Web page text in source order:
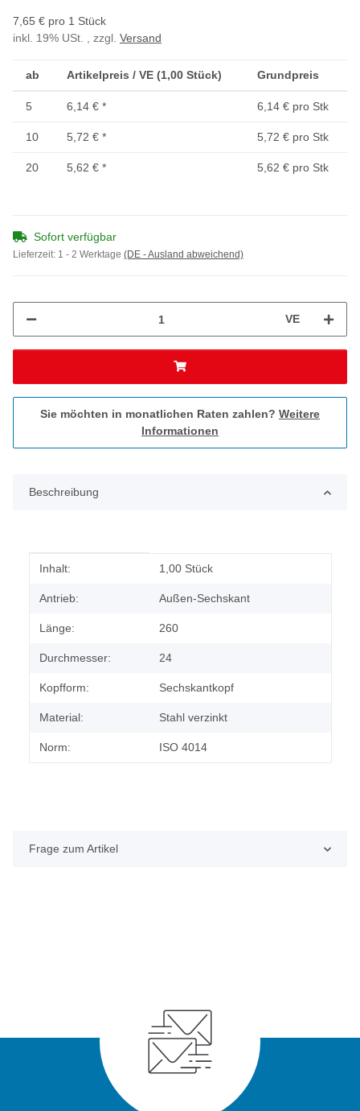
7,65 € pro 1 Stück
inkl. 19% USt. , zzgl. Versand
ab Artikelpreis / VE (1,00 Stück) Grundpreis
5 6,14 € * 6,14 € pro Stk
10 5,72 € * 5,72 € pro Stk
20 5,62 € * 5,62 € pro Stk
Sofort verfügbar
Lieferzeit: 1 - 2 Werktage (DE - Ausland abweichend)
VE
Sie möchten in monatlichen Raten zahlen? Weitere
Informationen
Beschreibung
Produkteigenschaft
Wert
Inhalt: 1,00 Stück
Antrieb: Außen-Sechskant
Länge: 260
Durchmesser: 24
Kopfform: Sechskantkopf
Material: Stahl verzinkt
Norm: ISO 4014
Frage zum Artikel